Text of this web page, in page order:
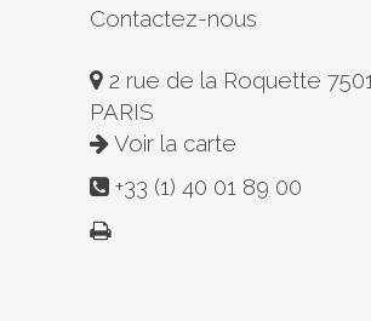
Contactez-nous
2 rue de la Roquette
PARIS
Voir la carte
+33 (1) 40 01 89 00